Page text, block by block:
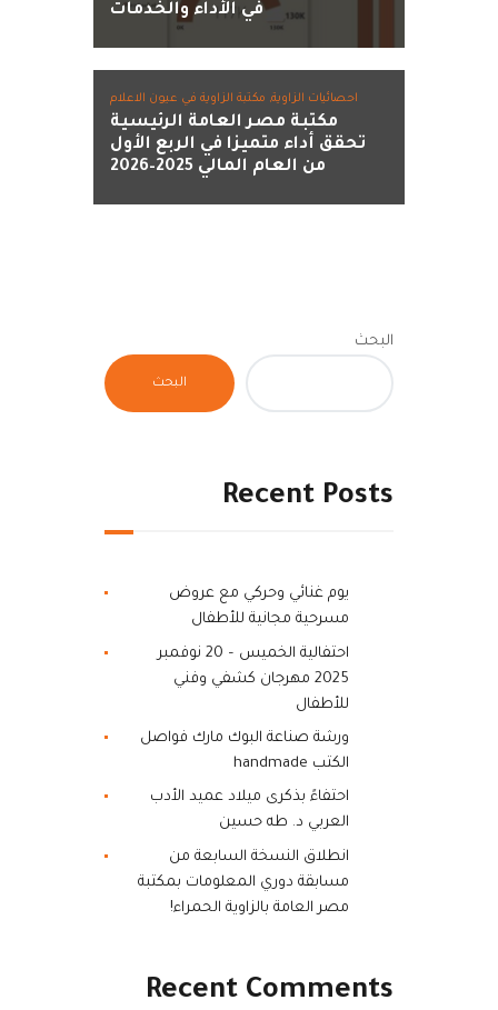
في الأداء والخدمات
احصائيات الزاوية, مكتبة الزاوية في عيون الاعلام
مكتبة مصر العامة الرئيسية
تحقق أداء متميزا في الربع الأول
من العام المالي 2025–2026
البحث
البحث
Recent Posts
يوم غنائي وحركي مع عروض
مسرحية مجانية للأطفال
احتفالية الخميس – 20 نوفمبر
2025 مهرجان كشفي وفني
للأطفال
ورشة صناعة البوك مارك فواصل
الكتب handmade
احتفاءً بذكرى ميلاد عميد الأدب
العربي د. طه حسين
انطلاق النسخة السابعة من
مسابقة دوري المعلومات بمكتبة
مصر العامة بالزاوية الحمراء!
Recent Comments